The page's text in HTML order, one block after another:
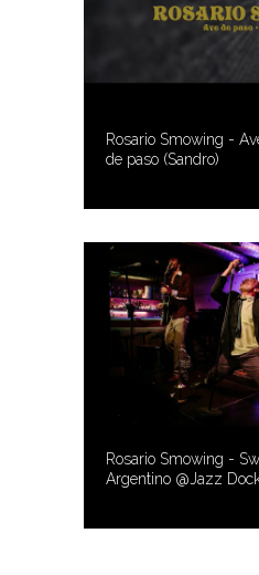
Rosario Smowing -
de paso (Sandro)
Rosario Smowing -
Argentino @Jazz